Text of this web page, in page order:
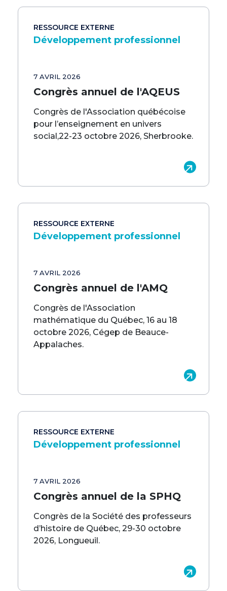
RESSOURCE EXTERNE
Développement professionnel
7 AVRIL 2026
Congrès annuel de l'AQEUS
Congrès de l'Association québécoise
pour l’enseignement en univers
social,22-23 octobre 2026, Sherbrooke.
RESSOURCE EXTERNE
Développement professionnel
7 AVRIL 2026
Congrès annuel de l'AMQ
Congrès de l'Association
mathématique du Québec, 16 au 18
octobre 2026, Cégep de Beauce-
Appalaches.
RESSOURCE EXTERNE
Développement professionnel
7 AVRIL 2026
Congrès annuel de la SPHQ
Congrès de la Société des professeurs
d’histoire de Québec, 29-30 octobre
2026, Longueuil.